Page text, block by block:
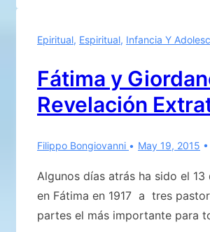
más
y
de
finalización
los
tiempos
también
Epiritual, Espiritual, Infancia Y
Fátima y
Revelación
Filippo Bongiovanni May 19, 2015
Algunos días atrás ha sido el
en Fátima en 1917 a tres
partes el más importante para